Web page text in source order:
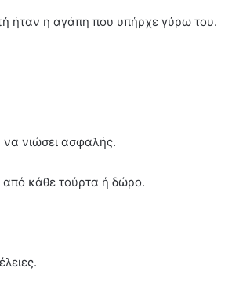
ήταν η αγάπη που υπήρχε γύρω του.
να νιώσει ασφαλής.
από κάθε τούρτα ή δώρο.